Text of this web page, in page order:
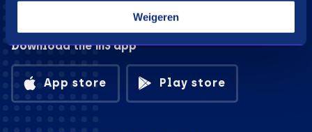
Weigeren
Download the in3 app
App store Play store